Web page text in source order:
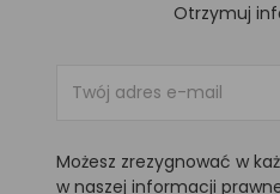
Otrzymuj
Możesz zrezygnować w
w naszej informacji